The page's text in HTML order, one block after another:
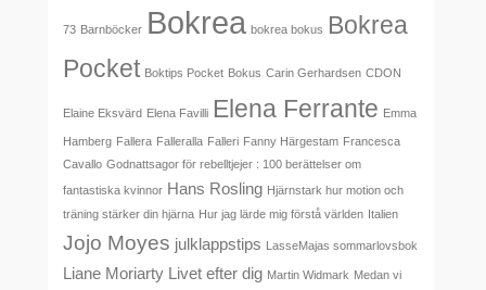
73 Barnböcker Bokrea bokrea bokus Bokrea
Pocket Boktips Pocket Bokus Carin Gerhardsen CDON
Elaine Eksvärd Elena Favilli Elena Ferrante Emma
Hamberg Fallera Falleralla Falleri Fanny Härgestam Francesca
Cavallo Godnattsagor för rebelltjejer : 100 berättelser om
fantastiska kvinnor Hans Rosling Hjärnstark hur motion och
träning stärker din hjärna Hur jag lärde mig förstå världen Italien
Jojo Moyes julklappstips LasseMajas sommarlovsbok
Liane Moriarty Livet efter dig Martin Widmark Medan vi